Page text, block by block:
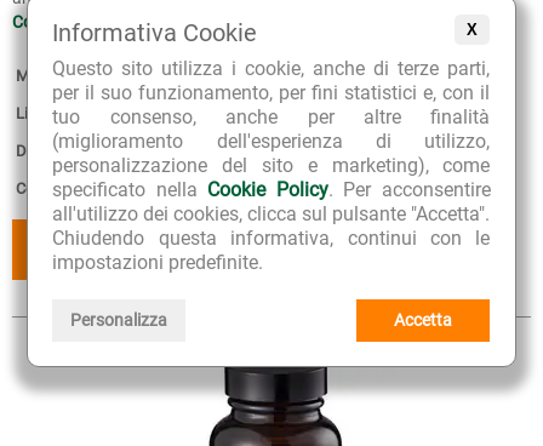
X
Informativa Cookie
Questo sito utilizza i cookie, anche di terze parti,
per il suo funzionamento, per fini statistici e, con il
tuo consenso, anche per altre finalità
(miglioramento dell'esperienza di utilizzo,
personalizzazione del sito e marketing), come
specificato nella Cookie Policy. Per acconsentire
all'utilizzo dei cookies, clicca sul pulsante "Accetta".
Chiudendo questa informativa, continui con le
impostazioni predefinite.
Personalizza Accetta
Continua >>
Marca: Bios Line
Linea: Principium
Disponibilità: 5
Confezione: 60 compresse
AGGIUNGI
AL CESTINO
AGGIUNGI
AI PREFERITI